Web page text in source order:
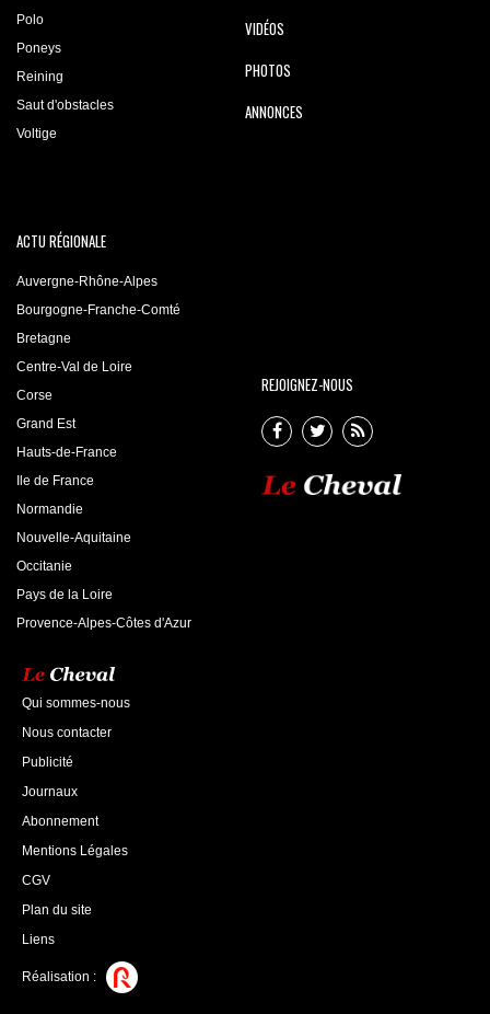
Polo
Poneys
Reining
Saut d'obstacles
Voltige
VIDÉOS
PHOTOS
ANNONCES
ACTU RÉGIONALE
Auvergne-Rhône-Alpes
Bourgogne-Franche-Comté
Bretagne
Centre-Val de Loire
Corse
Grand Est
Hauts-de-France
Ile de France
Normandie
Nouvelle-Aquitaine
Occitanie
Pays de la Loire
Provence-Alpes-Côtes d'Azur
REJOIGNEZ-NOUS
Qui sommes-nous
Nous contacter
Publicité
Journaux
Abonnement
Mentions Légales
CGV
Plan du site
Liens
Réalisation :